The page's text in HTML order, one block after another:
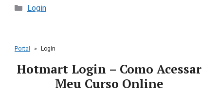
Categorias
Login
Portal » Login
Hotmart Login – Como Acessar
Meu Curso Online